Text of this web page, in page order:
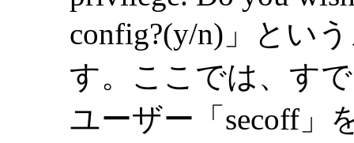
config?(y/n)」とい
す。ここでは、す
ユーザー「secoff」